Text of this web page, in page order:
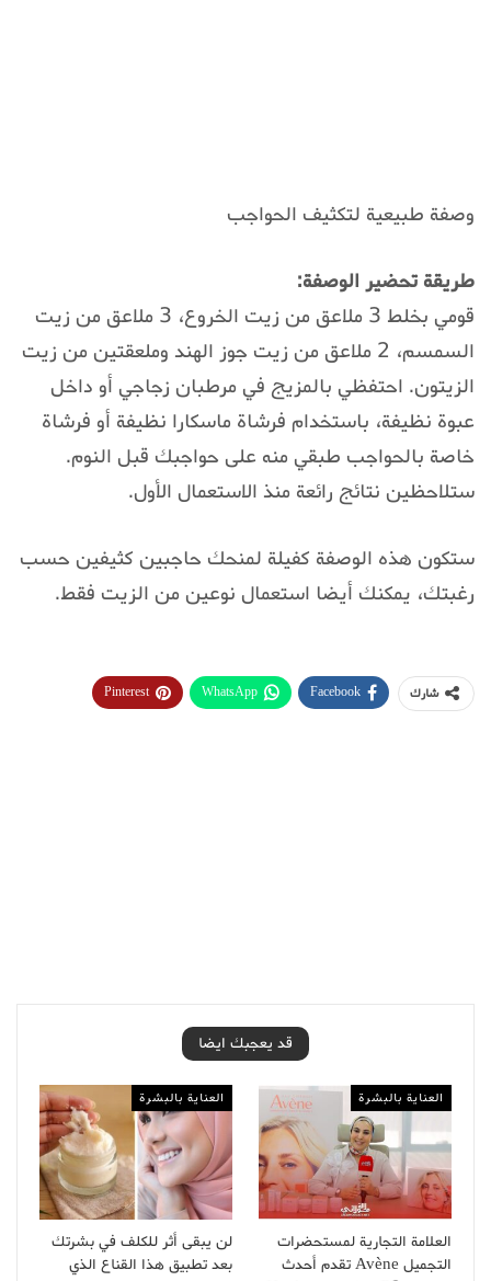
وصفة طبيعية لتكثيف الحواجب
طريقة تحضير الوصفة:
قومي بخلط 3 ملاعق من زيت الخروع، 3 ملاعق من زيت
السمسم، 2 ملاعق من زيت جوز الهند وملعقتين من زيت
الزيتون. احتفظي بالمزيج في مرطبان زجاجي أو داخل
عبوة نظيفة، باستخدام فرشاة ماسكارا نظيفة أو فرشاة
خاصة بالحواجب طبقي منه على حواجبك قبل النوم.
ستلاحظين نتائج رائعة منذ الاستعمال الأول.
ستكون هذه الوصفة كفيلة لمنحك حاجبين كثيفين حسب
رغبتك، يمكنك أيضا استعمال نوعين من الزيت فقط.
شارك Facebook
WhatsApp
Pinterest
قد يعجبك ايضا
العناية بالبشرة
العلامة التجارية لمستحضرات
التجميل Avène تقدم أحدث
العناية بالبشرة
لن يبقى أثر للكلف في بشرتك
بعد تطبيق هذا القناع الذي